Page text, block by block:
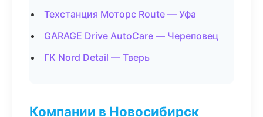
Техстанция Моторс Route — Уфа
GARAGE Drive AutoCare — Череповец
ГК Nord Detail — Тверь
Компании в Новосибирск